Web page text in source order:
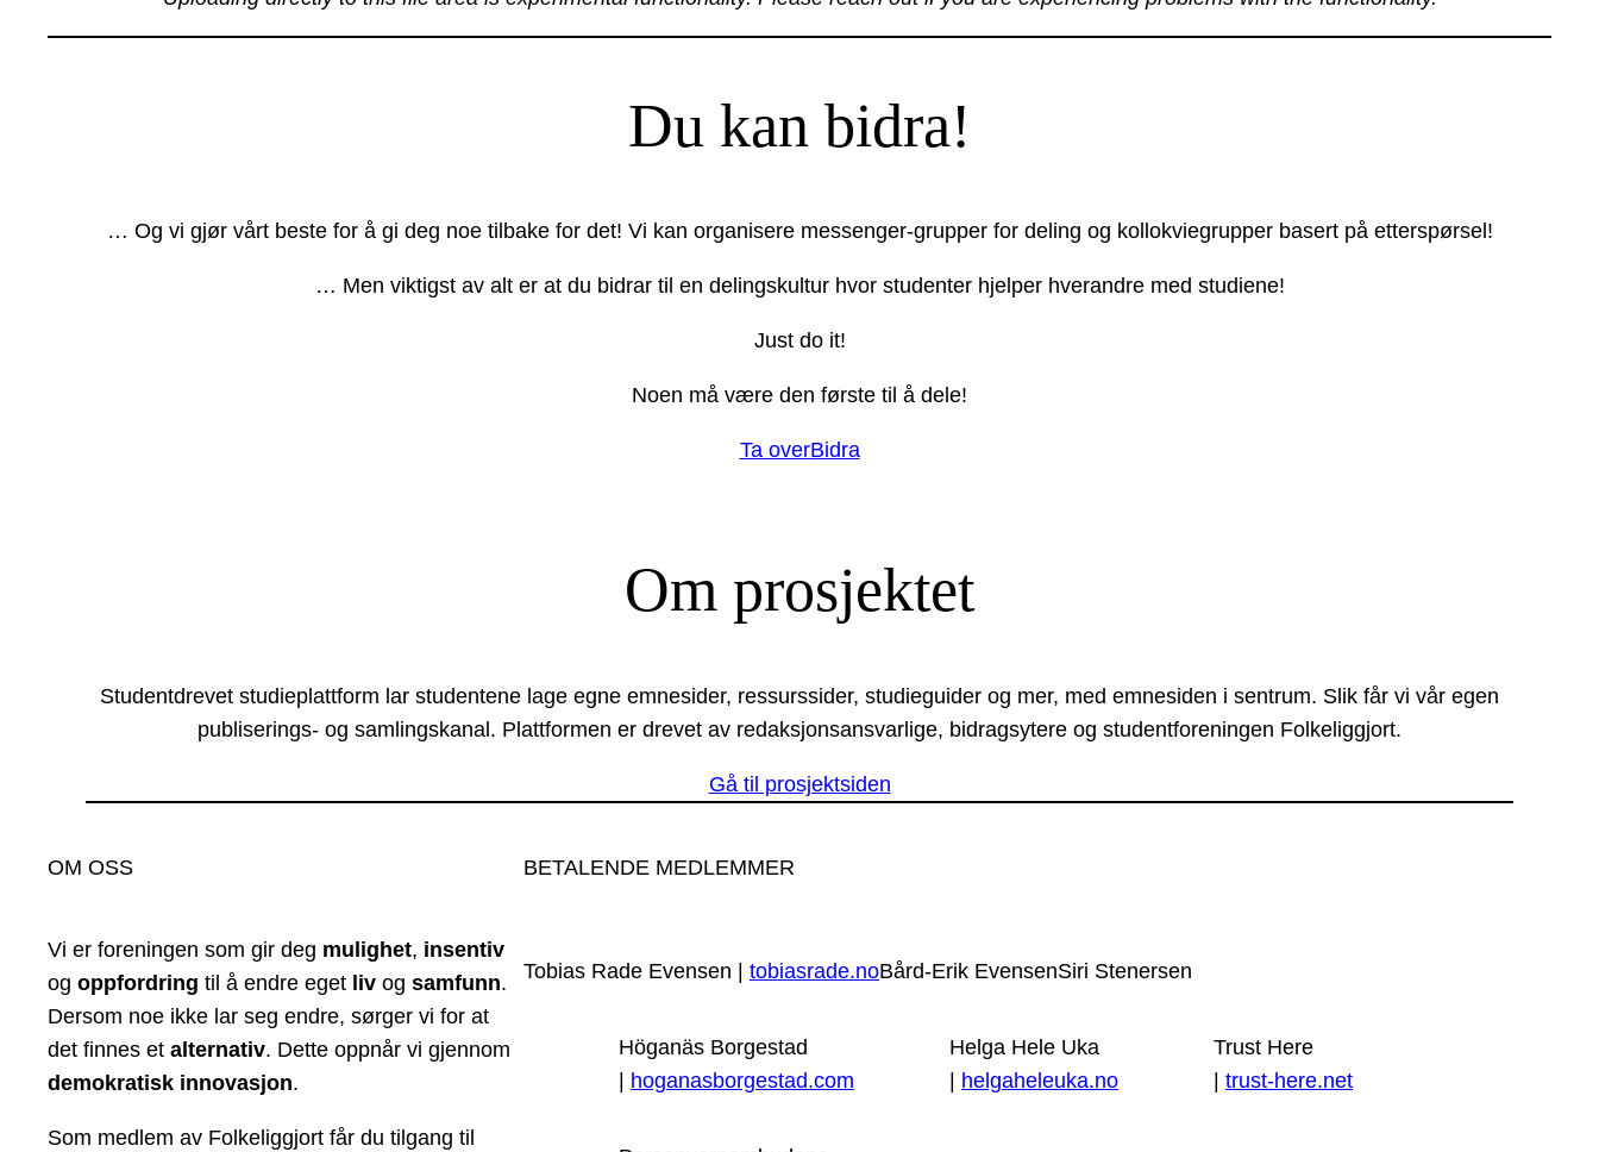
Du kan bidra!
… Og vi gjør vårt beste for å gi deg noe tilbake for det! Vi kan organisere messenger-grupper for deling og kollokviegrupper basert på etterspørsel!
… Men viktigst av alt er at du bidrar til en delingskultur hvor studenter hjelper hverandre med studiene!
Just do it!
Noen må være den første til å dele!
Ta overBidra
Om prosjektet
Studentdrevet studieplattform lar studentene lage egne emnesider, ressurssider, studieguider og mer, med emnesiden i sentrum. Slik får vi vår egen
publiserings- og samlingskanal. Plattformen er drevet av redaksjonsansvarlige, bidragsytere og studentforeningen Folkeliggjort.
Gå til prosjektsiden
OM OSS
Vi er foreningen som gir deg mulighet, insentiv
og oppfordring til å endre eget liv og samfunn.
Dersom noe ikke lar seg endre, sørger vi for at
det finnes et alternativ. Dette oppnår vi gjennom
demokratisk innovasjon.
Som medlem av Folkeliggjort får du tilgang til
BETALENDE MEDLEMMER
Tobias Rade Evensen | tobiasrade.noBård-Erik EvensenSiri Stenersen
Höganäs Borgestad
| hoganasborgestad.com
Helga Hele Uka
| helgaheleuka.no
Trust Here
| trust-here.net